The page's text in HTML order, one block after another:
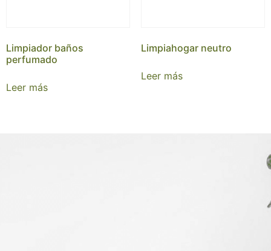
Limpiador baños
perfumado
Leer más
Limpiahogar neutro
Leer más